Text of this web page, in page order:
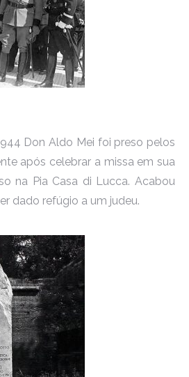
Don Aldo Mei foi preso pelos
após celebrar a missa em sua
na Pia Casa di Lucca. Acabou
dado refúgio a um judeu.